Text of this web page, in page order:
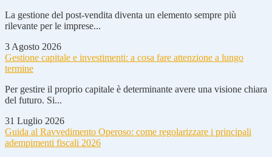
La gestione del post-vendita diventa un elemento sempre più
rilevante per le imprese...
3 Agosto 2026
Gestione capitale e investimenti: a cosa fare attenzione a lungo
termine
Per gestire il proprio capitale è determinante avere una visione chiara
del futuro. Si...
31 Luglio 2026
Guida al Ravvedimento Operoso: come regolarizzare i principali
adempimenti fiscali 2026